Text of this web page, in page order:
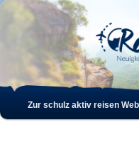
Hauptmenü
Zum
Zum
Zur schulz aktiv reisen